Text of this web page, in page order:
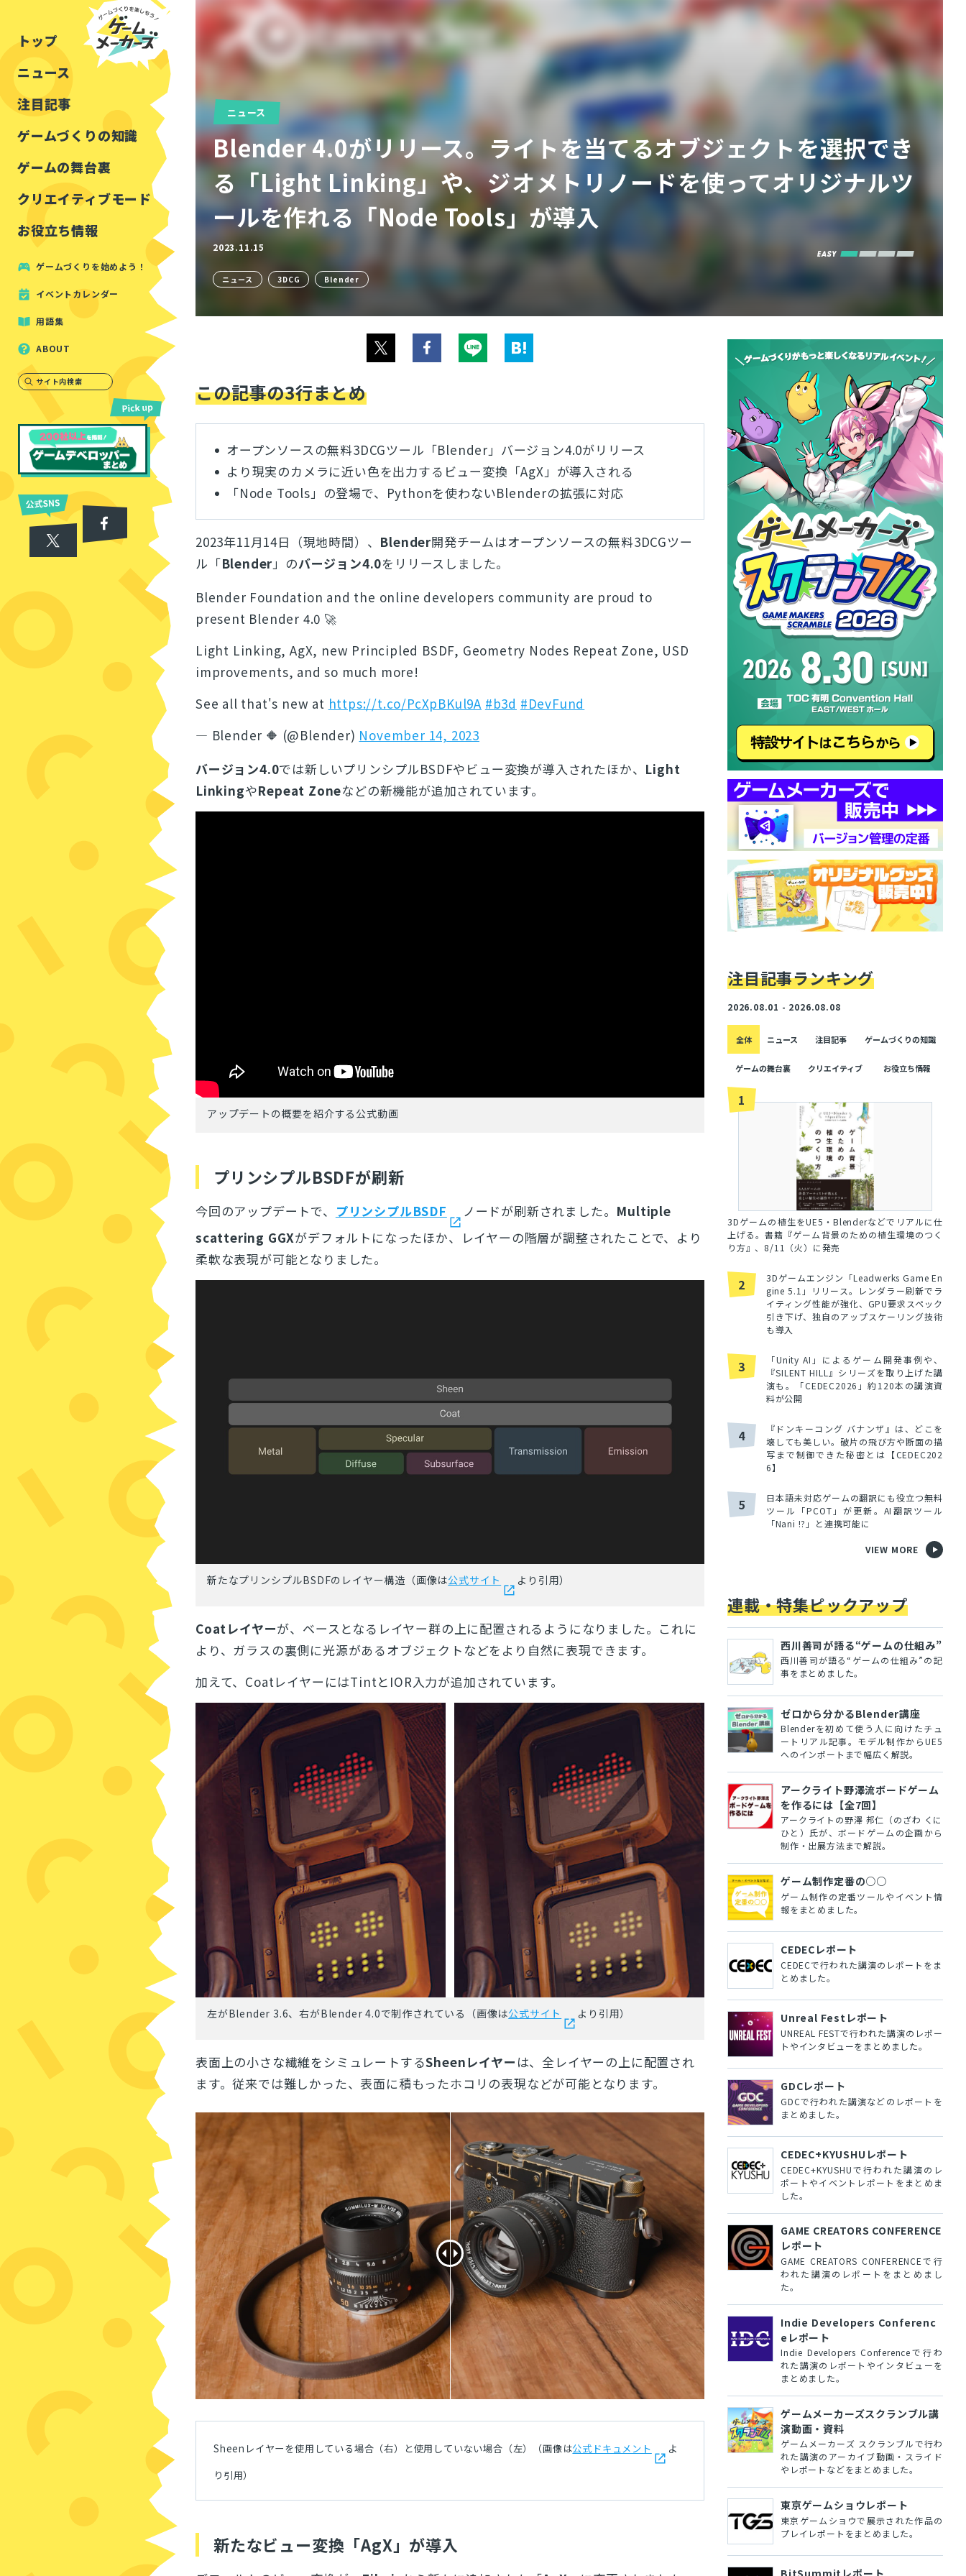
トップ
ニュース
注目記事
ゲームづくりの知識
チュートリアル
ルールをつくる
しくみをつくる
見た目を良くする
ゲームの舞台裏
インタビュー
講演レポート
クリエイティブモード
フォートナイト
マインクラフト
お役立ち情報
公開資料まとめ
イベントレポート
注目・定番の〇〇
アセットレビュー
ツール紹介
周辺機器・ハードウェア
ゲームづくりを始めよう！
イベントカレンダー
用語集
ABOUT
サイト内検索
ニュース
Blender 4.0がリリース。ライトを当てるオブジェクトを選択でき
る「Light Linking」や、ジオメトリノードを使ってオリジナルツ
ールを作れる「Node Tools」が導入
2023.11.15
ニュース 3DCG Blender
この記事の3行まとめ
オープンソースの無料3DCGツール「Blender」バージョン4.0がリリース
より現実のカメラに近い色を出力するビュー変換「AgX」が導入される
「Node Tools」の登場で、Pythonを使わないBlenderの拡張に対応
2023年11月14日（現地時間）、 Blender開発チームはオープンソースの無料3DCGツー
ル「Blender」のバージョン4.0をリリースしました。
Blender Foundation and the online developers community are proud to
present Blender 4.0 🚀
Light Linking, AgX, new Principled BSDF, Geometry Nodes Repeat Zone, USD
improvements, and so much more!
See all that's new at https://t.co/PcXpBKul9A #b3d #DevFund
— Blender 🔶 (@Blender) November 14, 2023
バージョン4.0では新しいプリンシプルBSDFやビュー変換が導入されたほか、 Light
LinkingやRepeat Zoneなどの新機能が追加されています。
アップデートの概要を紹介する公式動画
プリンシプルBSDFが刷新
今回のアップデートで、 プリンシプルBSDF ノードが刷新されました。 Multiple
scattering GGXがデフォルトになったほか、レイヤーの階層が調整されたことで、より
柔軟な表現が可能となりました。
新たなプリンシプルBSDFのレイヤー構造（画像は公式サイト より引用）
Coatレイヤーが、ベースとなるレイヤー群の上に配置されるようになりました。これに
より、ガラスの裏側に光源があるオブジェクトなどをより自然に表現できます。
加えて、CoatレイヤーにはTintとIOR入力が追加されています。
左がBlender 3.6、右がBlender 4.0で制作されている（画像は公式サイト より引用）
表面上の小さな繊維をシミュレートするSheenレイヤー は、全レイヤーの上に配置され
ます。従来では難しかった、表面に積もったホコリの表現などが可能となります。
Sheenレイヤーを使用している場合（右）と使用していない場合（左）（画像は公式ドキュメント
よ
り引用）
新たなビュー変換「AgX」が導入
注目記事ランキング
2026.08.01 - 2026.08.08
全体 ニュース 注目記事 ゲームづくりの知識
ゲームの舞台裏 クリエイティブ お役立ち情報
1
3Dゲームの植生をUE5・Blenderなどでリアルに仕
上げる。書籍『ゲーム背景のための植生環境のつく
り方』、8/11（火）に発売
2
3Dゲームエンジン「Leadwerks Game En
gine 5.1」リリース。レンダラー刷新でラ
イティング性能が強化、GPU要求スペック
引き下げ、独自のアップスケーリング技術
も導入
3
「Unity AI」によるゲーム開発事例や、
『SILENT HILL』シリーズを取り上げた講
演も。「CEDEC2026」約120本の講演資
料が公開
4
『ドンキーコング バナンザ』は、どこを
壊しても美しい。破片の飛び方や断面の描
写まで制御できた秘密とは【CEDEC202
6】
5
日本語未対応ゲームの翻訳にも役立つ無料
ツール「PCOT」が更新。AI翻訳ツール
「Nani !?」と連携可能に
VIEW MORE
連載・特集ピックアップ
西川善司が語る“ゲームの仕組み”
西川善司が語る“ゲームの仕組み”の記
事をまとめました。
ゼロから分かるBlender講座
Blenderを初めて使う人に向けたチュ
ートリアル記事。モデル制作からUE5
へのインポートまで幅広く解説。
アークライト野澤流ボードゲーム
を作るには【全7回】
アークライトの野澤 邦仁（のざわ くに
ひと）氏が、ボードゲームの企画から
制作・出展方法まで解説。
ゲーム制作定番の○○
ゲーム制作の定番ツールやイベント情
報をまとめました。
CEDECレポート
CEDECで行われた講演のレポートをま
とめました。
Unreal Festレポート
UNREAL FESTで行われた講演のレポー
トやインタビューをまとめました。
GDCレポート
GDCで行われた講演などのレポートを
まとめました。
CEDEC+KYUSHUレポート
CEDEC+KYUSHUで行われた講演のレ
ポートやイベントレポートをまとめま
した。
GAME CREATORS CONFERENCE
レポート
GAME CREATORS CONFERENCEで行
われた講演のレポートをまとめまし
た。
Indie Developers Conferenc
eレポート
Indie Developers Conferenceで行わ
れた講演のレポートやインタビューを
まとめました。
ゲームメーカーズスクランブル講
演動画・資料
ゲームメーカーズ スクランブルで行わ
れた講演のアーカイブ動画・スライド
やレポートなどをまとめました。
東京ゲームショウレポート
東京ゲームショウで展示された作品の
プレイレポートをまとめました。
BitSummitレポート
とじる
検索